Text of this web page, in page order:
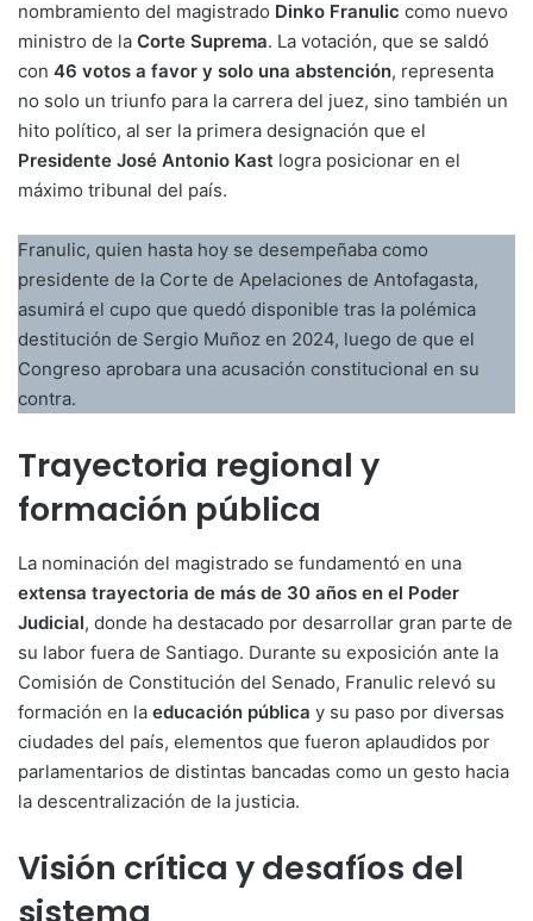
nombramiento del magistrado Dinko Franulic como nuevo
ministro de la Corte Suprema. La votación, que se saldó
con 46 votos a favor y solo una abstención, representa
no solo un triunfo para la carrera del juez, sino también un
hito político, al ser la primera designación que el
Presidente José Antonio Kast logra posicionar en el
máximo tribunal del país.
Franulic, quien hasta hoy se desempeñaba como
presidente de la Corte de Apelaciones de Antofagasta,
asumirá el cupo que quedó disponible tras la polémica
destitución de Sergio Muñoz en 2024, luego de que el
Congreso aprobara una acusación constitucional en su
contra.
Trayectoria regional y
formación pública
La nominación del magistrado se fundamentó en una
extensa trayectoria de más de 30 años en el Poder
Judicial, donde ha destacado por desarrollar gran parte de
su labor fuera de Santiago. Durante su exposición ante la
Comisión de Constitución del Senado, Franulic relevó su
formación en la educación pública y su paso por diversas
ciudades del país, elementos que fueron aplaudidos por
parlamentarios de distintas bancadas como un gesto hacia
la descentralización de la justicia.
Visión crítica y desafíos del
sistema